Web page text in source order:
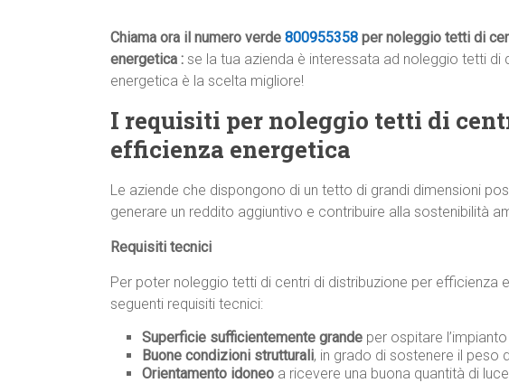
Chiama ora il numero verde 800955358 per noleggio tetti di
energetica : se la tua azienda è interessata ad noleggio tetti di
energetica è la scelta migliore!
I requisiti per noleggio tetti di
efficienza energetica
Le aziende che dispongono di un tetto di grandi dimensioni
generare un reddito aggiuntivo e contribuire alla sostenibilità
Requisiti tecnici
Per poter noleggio tetti di centri di distribuzione per efficienza
seguenti requisiti tecnici:
Superficie sufficientemente grande per ospitare
Buone condizioni strutturali, in grado di sostenere il peso
Orientamento idoneo a ricevere una buona quantità di